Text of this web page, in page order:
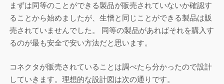
まずは同等のことができる製品が販売されていないか確認す
ることから始めましたが、生憎と同じことができる製品は販
売されていませんでした。 同等の製品があればそれを購入す
るのが最も安全で安い方法だと思います。
コネクタが販売されていることは調べたら分かったので設計
していきます。理想的な設計図は次の通りです。